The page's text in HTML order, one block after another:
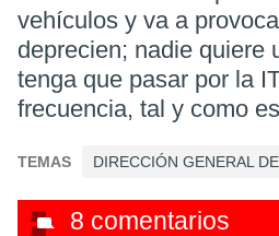
vehículos y va a
deprecien; nadie quiere
tenga que pasar por la
frecuencia, tal y como
TEMAS DIRECCIÓN GENERAL
8 comentarios